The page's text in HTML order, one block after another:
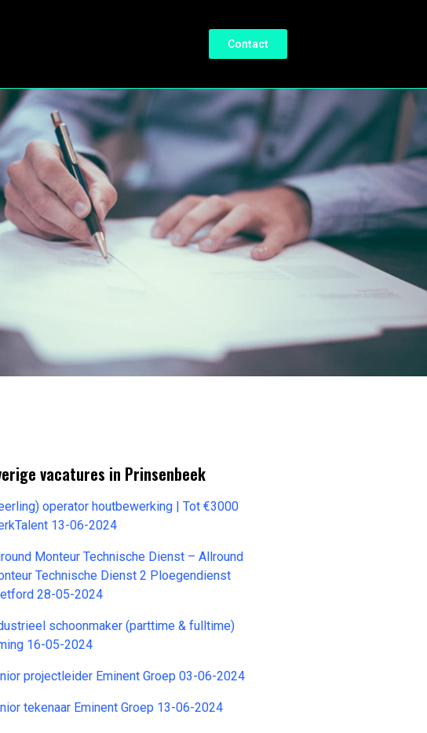
Contact
vacatures in Prinsenbeek
operator houtbewerking | Tot €3000
13-06-2024
Monteur Technische Dienst – Allround
Technische Dienst 2 Ploegendienst
28-05-2024
schoonmaker (parttime & fulltime)
16-05-2024
projectleider Eminent Groep 03-06-2024
tekenaar Eminent Groep 13-06-2024